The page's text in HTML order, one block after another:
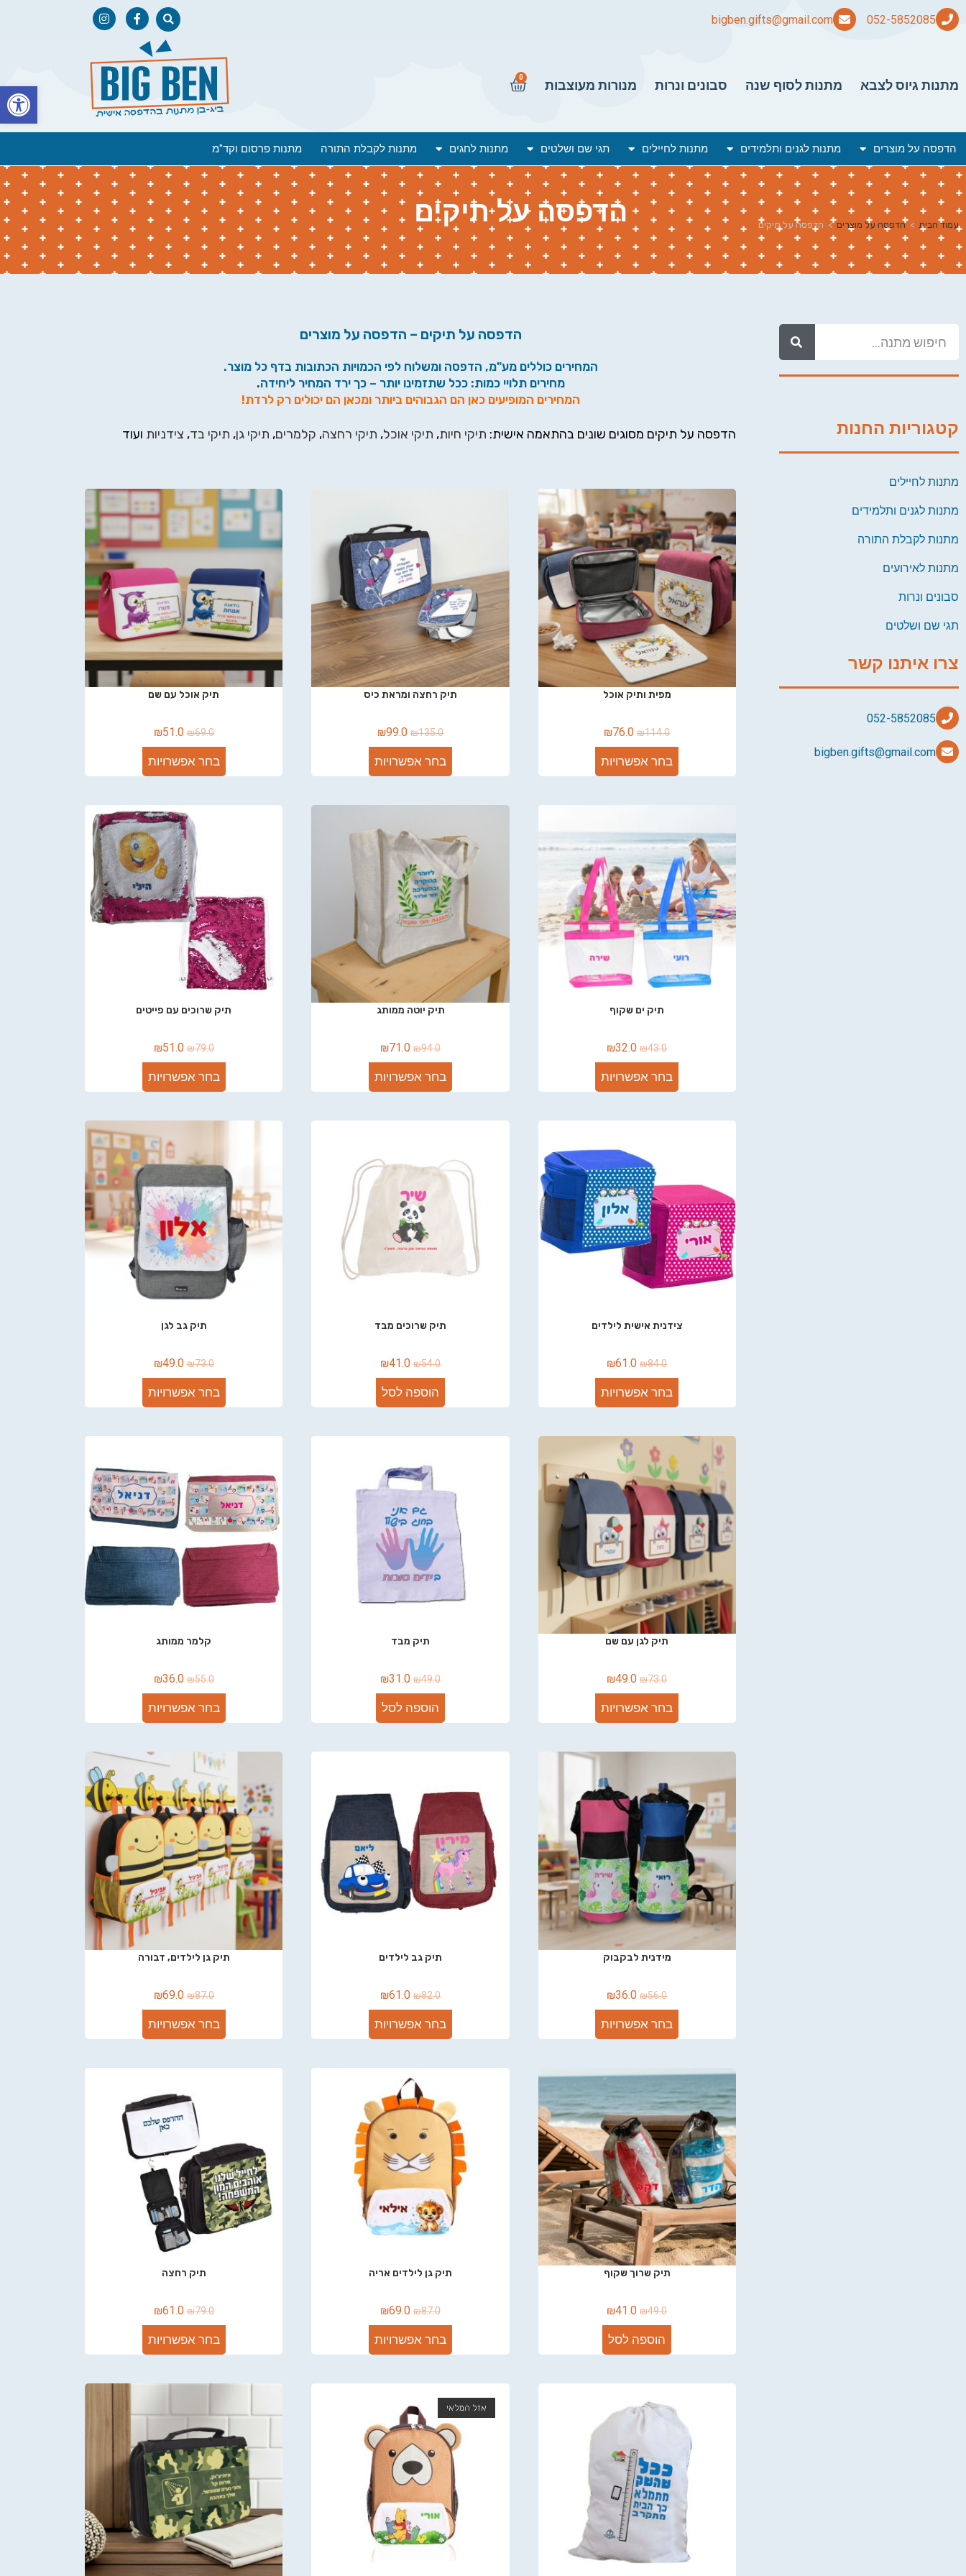
bigben.gifts@gmail.com
מתנות גיוס לצבא מתנות לסוף שנה סבונים ונרות מנורות מעוצבות
0
הדפסה על מוצרים מתנות לגנים ותלמידים מתנות לחיילים תגי שם ושלטים מתנות לחגים מתנות לקבלת התורה מתנות פרסום וקד"מ
הדפסה על תיקים עמוד הבית > הדפסה על מוצרים > הדפסה על תיקים
קטגוריות החנות
מתנות לחיילים
מתנות לגנים ותלמידים
מתנות לקבלת התורה
מתנות לאירועים
סבונים ונרות
תגי שם ושלטים
צרו איתנו קשר
bigben.gifts@gmail.com
הדפסה על תיקים – הדפסה על מוצרים
המחירים כוללים מע"מ, הדפסה ומשלוח לפי הכמויות הכתובות בדף כל מוצר.
מחירים תלויי כמות: ככל שתזמינו יותר – כך ירד המחיר ליחידה.
המחירים המופיעים כאן הם הגבוהים ביותר ומכאן הם יכולים רק לרדת!
הדפסה על תיקים מסוגים שונים בהתאמה אישית: תיקי חיות, תיקי אוכל, תיקי רחצה, קלמרים, תיקי גן, תיקי בד, צידניות ועוד
מפית ותיק אוכל
₪114.0
₪76.0
בחר אפשרויות
תיק רחצה ומראת כיס
₪135.0
₪99.0
בחר אפשרויות
תיק אוכל עם שם
₪69.0
₪51.0
בחר אפשרויות
תיק ים שקוף
₪43.0
₪32.0
בחר אפשרויות
תיק יוטה ממותג
₪94.0
₪71.0
בחר אפשרויות
תיק שרוכים עם פייטים
₪79.0
₪51.0
בחר אפשרויות
צידנית אישית לילדים
₪84.0
₪61.0
בחר אפשרויות
תיק שרוכים מבד
₪54.0
₪41.0
הוספה לסל
תיק גב לגן
₪73.0
₪49.0
בחר אפשרויות
תיק לגן עם שם
₪73.0
₪49.0
בחר אפשרויות
תיק מבד
₪49.0
₪31.0
הוספה לסל
קלמר ממותג
₪55.0
₪36.0
בחר אפשרויות
מידנית לבקבוק
₪56.0
₪36.0
בחר אפשרויות
תיק גב לילדים
₪82.0
₪61.0
בחר אפשרויות
תיק גן לילדים, דבורה
₪87.0
₪69.0
בחר אפשרויות
תיק שרוך שקוף
₪49.0
₪41.0
הוספה לסל
תיק גן לילדים אריה
₪87.0
₪69.0
בחר אפשרויות
תיק רחצה
₪79.0
₪61.0
בחר אפשרויות
אזל המלאי